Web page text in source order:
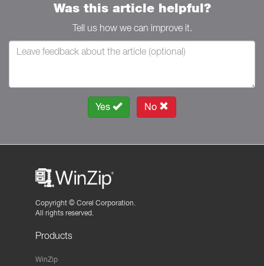
Was this article helpful?
Tell us how we can improve it.
Yes No
Copyright © Corel Corporation.
All rights reserved.
Products
WinZip